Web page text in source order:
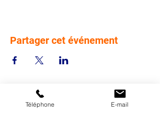
Partager cet événement
Téléphone E-mail